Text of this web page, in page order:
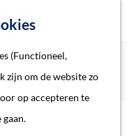
(Functioneel,
zijn om de website zo
op accepteren te
gaan.
k
e